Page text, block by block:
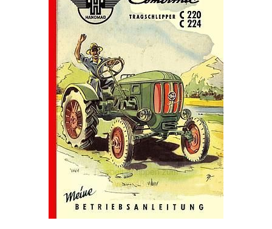
Doppelt antippen zum
vergrößern